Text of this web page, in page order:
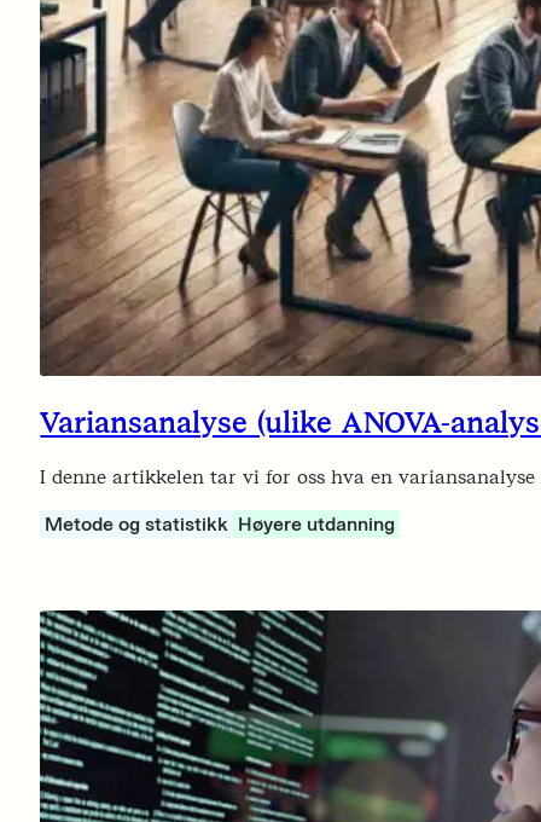
Variansanalyse (ulike ANOVA-
I denne artikkelen tar vi for oss hva en
Metode og statistikk Høyere utdanning